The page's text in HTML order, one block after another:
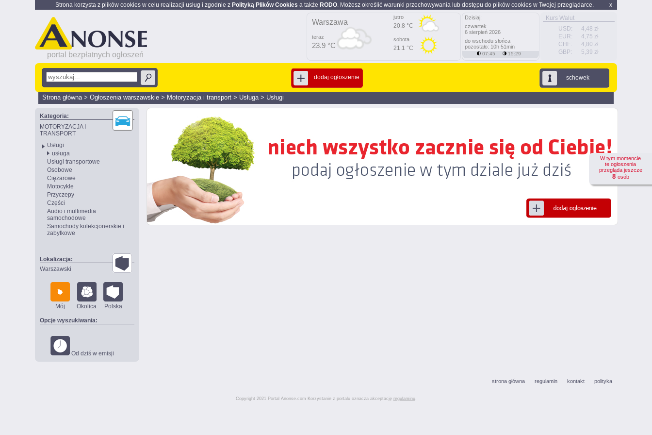
x
Strona korzysta z plików cookies w celu realizacji usług i zgodnie z Polityką Plików Cookies a także RODO. Możesz określić warunki przechowywania lub dostępu do plików cookies w Twojej przeglądarce.
portal bezpłatnych ogłoszeń
Kurs Walut
USD:
4,48 zł
EUR:
4,75 zł
CHF:
4,80 zł
GBP:
5,39 zł
Warszawa
teraz
23.9 °C
jutro
20.8 °C
sobota
21.1 °C
Dzisiaj:
czwartek
6 sierpień 2026
do wschodu słońca
pozostało: 10h 51min
07:45 15:29
schowek
dodaj ogłoszenie
Strona główna> Ogłoszenia warszawskie > Motoryzacja i transport > Usługa> Usługi
Kategoria:
MOTORYZACJA I
TRANSPORT
Usługi
usługa
Usługi transportowe
Osobowe
Ciężarowe
Motocykle
Przyczepy
Części
Audio i multimedia
samochodowe
Samochody kolekcjonerskie i
zabytkowe
Lokalizacja:
Warszawski
Mój Okolica Polska
Opcje wyszukiwania:
Od dziś w emisji
W tym momencie
te ogłoszenia
przegląda jeszcze
8 osób
strona główna regulamin kontakt polityka
Copyright 2021 Portal Anonse.com Korzystanie z portalu oznacza akceptację regulaminu.